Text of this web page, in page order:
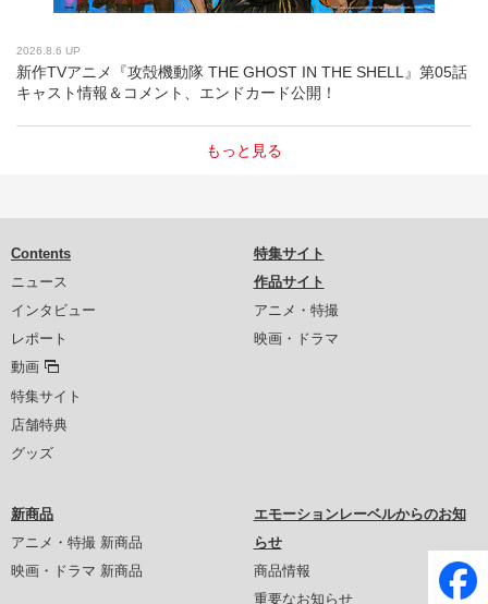
2026.8.6 UP
新作TVアニメ『攻殻機動隊 THE GHOST IN THE SHELL』第05話
キャスト情報＆コメント、エンドカード公開！
もっと見る
Contents
ニュース
インタビュー
レポート
動画
特集サイト
店舗特典
グッズ
特集サイト
作品サイト
アニメ・特撮
映画・ドラマ
新商品
アニメ・特撮 新商品
映画・ドラマ 新商品
エモーションレーベルからのお知
らせ
商品情報
重要なお知らせ